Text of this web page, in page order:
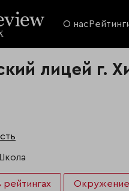
О нас
лицей г.
Окружение